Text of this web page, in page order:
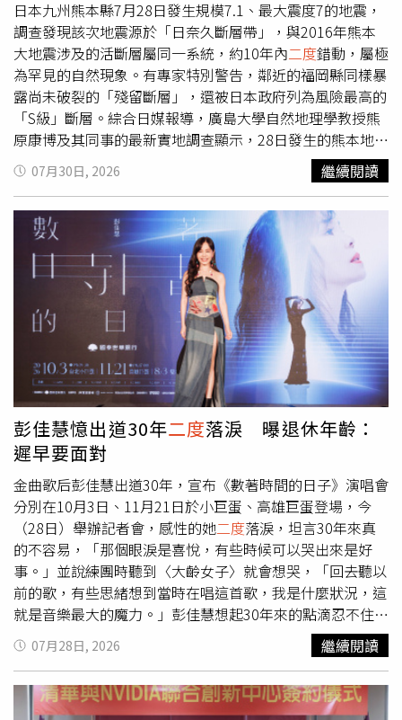
報導，政大國際事務學院日本研究學程教授李世暉則認為，
此事件也可從國際政治角度觀察。他分析，美中高層預計今
年9月舉行峰會，雙方正處於重新調整互動關係的重要時
期，日本在涉台議題上的公開表態勢必更加審慎，高市政府
第一時間未高調提及台灣，可能是基於外交考量，避免在敏
感時機刺激北京，進一步增加區域外交變數。不過，他強
調，這屬於學術分析，並非日本政府正式立場。李世暉指
出，熊本震災同時也是高市內閣執政以來最重要的一次危機
管理考驗。高市政府迅速拍板派遣自衛隊投入救災，初期反
應速度較能登半島地震時更快，也獲得部分民眾肯定；但隨
著物資調度、臨時收容所、組合屋配置及災後重建等問題陸
續浮現，救災表現仍持續受到外界檢驗。他表示，高市內閣
成立約9個月以來，支持率已較上任初期下滑約20至25個百
分點。除了震災後續處理外，真正衝擊民意的仍是經濟民生
及《皇室典範》修法兩大議題。日本民眾近年飽受通膨壓
力，政府雖宣布預計明年4月將食品消費稅由8%調降至
1%，但距離實施仍有一段時間，短期內難以緩解生活壓
力；另一方面，《皇室典範》修法方向也引發廣泛爭議，就
連立場偏保守的《讀賣新聞》民調，都有約七成受訪者表達
不滿。李世暉認為，高市政府目前最大的問題，在於施政優
先順序與民眾期待出現落差，過度聚焦國防及保守派關注議
題，卻未能及時回應民眾最在意的經濟與民生需求；再加上
政策修正及溝通不足，使部分原本支持自民黨的選民也難以
理解施政方向，導致支持度持續下滑。
日本九州熊本縣7月28日發生規模7.1、最大震度7的地震，
調查發現該次地震源於「日奈久斷層帶」，與2016年熊本
大地震涉及的活斷層屬同一系統，約10年內二度錯動，屬極
為罕見的自然現象。有專家特別警告，鄰近的福岡縣同樣暴
露尚未破裂的「殘留斷層」，還被日本政府列為風險最高的
「S級」斷層。綜合日媒報導，廣島大學自然地理學教授熊
原康博及其同事的最新實地調查顯示，28日發生的熊本地震
震央位於2016年熊本大地震斷層延伸帶附近。一般而言，
活斷層多以數千年為週期重複錯動，但日奈久斷層帶北部在
先前已釋放累積能量的情況下，竟於短短10年內再次出現最
大約20公分的地表位移；專家指出，這種短時間內頻繁錯動
的現象，在全世界的地震研究中都極為罕見。對此，九州大
學防災心理學副教授杉山高志示警，九州地區的斷層活動與
福岡息息相關。自2005年福岡縣西方沖地震僅震動警固斷
層帶西北部後，該斷層帶東南部便一直處於未完全釋放能量
的殘留狀態。日本政府地震調查研究推進本部早已將該區域
與熊本日奈久斷層帶一同歸類為發生機率極高的「S級」地
震高危險區，科學數據早已預示了潛在的地震危機。杉山副
教授進一步指出，強震發生時常伴隨公共運輸中斷，導致大
量民眾無法順利返家。以本次地震為鑑，福岡居民應將震災
視為切身問題，平日即應做好基本防災整備；除了要瞭解避
難路線外，隨身或家中應常備行動電源、簡易飲用水與乾
糧，以利在交通停擺時具備自主維持生活與通訊的臨時滯留
能力。最後，杉山副教授呼籲，各地自治體與相關單位應加
速落實歸宅困難者對策並更新災害避難計畫；同時，民眾亦
應提升防災意識，透過日常物資整備與防災演練，才能在面
臨突如其來的地震時，將傷害降至最低。
07月30日, 2026 繼續閱讀
彭佳慧憶出道30年二度落淚 曝退休年齡：
遲早要面對
金曲歌后彭佳慧出道30年，宣布《數著時間的日子》演唱會
分別在10月3日、11月21日於小巨蛋、高雄巨蛋登場，今
（28日）舉辦記者會，感性的她二度落淚，坦言30年來真
的不容易，「那個眼淚是喜悅，有些時候可以哭出來是好
事。」並說練團時聽到〈大齡女子〉就會想哭，「回去聽以
前的歌，有些思緒想到當時在唱這首歌，我是什麼狀況，這
就是音樂最大的魔力。」彭佳慧想起30年來的點滴忍不住落
淚。（圖／吳孟倫攝）談到這些年最不容易的事情，彭佳慧
表示：「要顧前顧後，要帶小孩、要做很好的媽媽，又要當
專業的歌手，要維持自己最好的狀態，包括你的好聲音、身
材的維持，太多事情要做了，擔心沒有做好。」彭佳慧也提
07月28日, 2026 繼續閱讀